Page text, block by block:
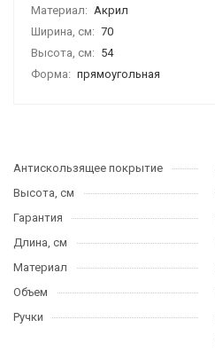
Материал: Акрил
Ширина, см: 70
Высота, см: 54
Форма: прямоугольная
Антискользящее покрытие
Высота, см
Гарантия
Длина, см
Материал
Объем
Ручки